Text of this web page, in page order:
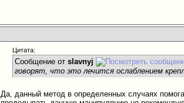
Цитата:
Сообщение отslavnyj
говорят, что это лечится ослаблением
Да, данный метод в определенных случаях